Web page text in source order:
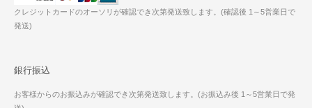
クレジットカードのオーソリが確認でき次第発送致します。(確認後 1～5営業日で
発送)
銀行振込
お客様からのお振込みが確認でき次第発送致します。(お振込み後 1～5営業日で発